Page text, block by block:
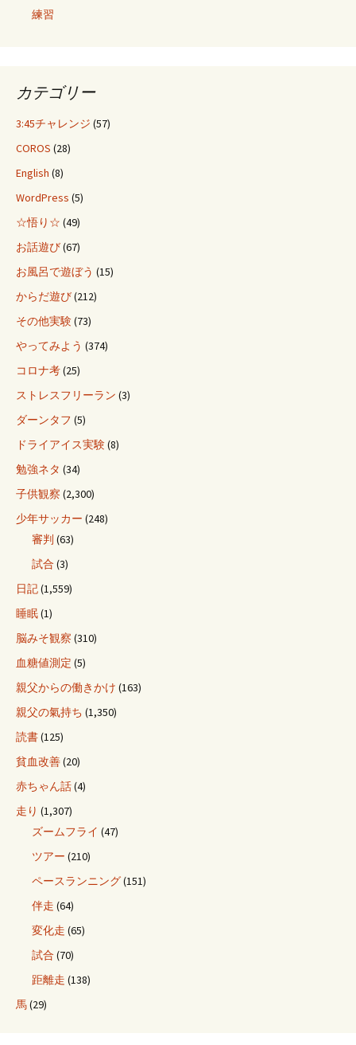
練習
カテゴリー
3:45チャレンジ (57)
COROS (28)
English (8)
WordPress (5)
☆悟り☆ (49)
お話遊び(67)
お風呂で遊ぼう (15)
からだ遊び(212)
その他実験(73)
やってみよう (374)
コロナ考(25)
ストレスフリーラン (3)
ダーンタフ (5)
ドライアイス実験(8)
勉強ネタ (34)
子供観察 (2,300)
少年サッカー (248)
審判 (63)
試合 (3)
日記(1,559)
睡眠(1)
脳みそ観察 (310)
血糖値測定 (5)
親父からの働きかけ (163)
親父の氣持ち (1,350)
読書(125)
貧血改善(20)
赤ちゃん話(4)
走り (1,307)
ズームフライ (47)
ツアー (210)
ペースランニング(151)
伴走 (64)
変化走 (65)
試合 (70)
距離走 (138)
馬(29)